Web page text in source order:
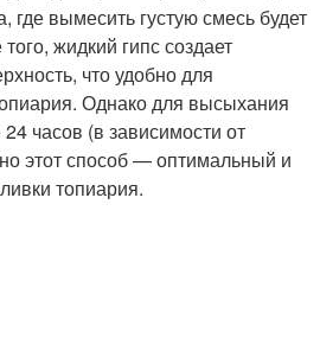
где вымесить густую смесь будет
жидкий гипс создает
что удобно для
Однако для высыхания
часов (в зависимости от
этот способ — оптимальный и
топиария.